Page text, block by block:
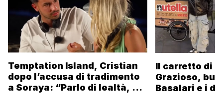
Temptation Island, Cristian
dopo l’accusa di tradimento
a Soraya: “Parlo di lealtà, ma
Il carretto di
Grazioso,
Basalari e i